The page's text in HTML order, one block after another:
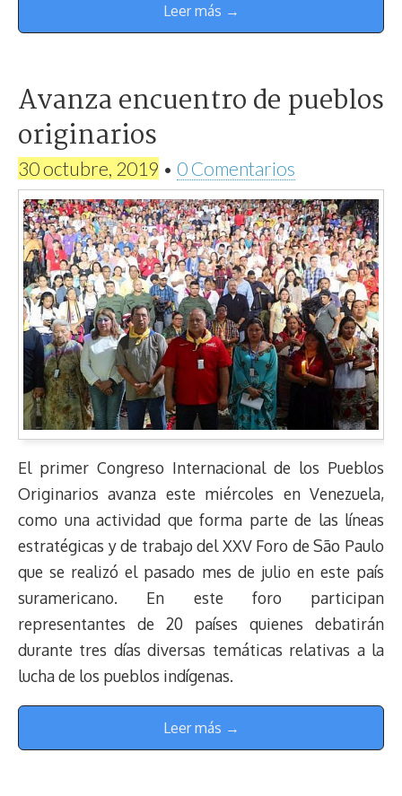
Leer más →
Avanza encuentro de pueblos
originarios
30 octubre, 2019 • 0 Comentarios
El primer Congreso Internacional de los Pueblos
Originarios avanza este miércoles en Venezuela,
como una actividad que forma parte de las líneas
estratégicas y de trabajo del XXV Foro de São Paulo
que se realizó el pasado mes de julio en este país
suramericano. En este foro participan
representantes de 20 países quienes debatirán
durante tres días diversas temáticas relativas a la
lucha de los pueblos indígenas.
Leer más →